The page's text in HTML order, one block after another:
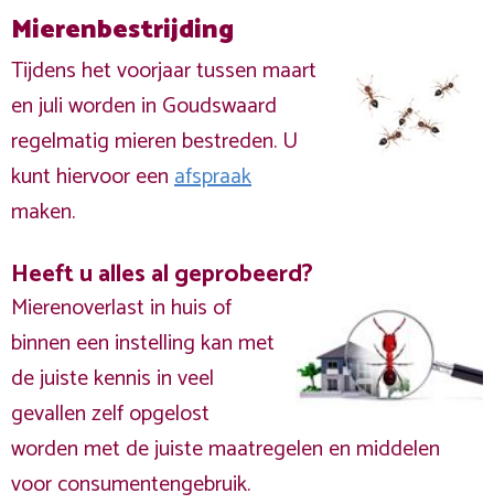
Mierenbestrijding
Tijdens het voorjaar tussen maart
en juli worden in Goudswaard
regelmatig mieren bestreden. U
kunt hiervoor eenafspraak
maken.
Heeft u alles al geprobeerd?
Mierenoverlast in huis of
binnen een instelling kan met
de juiste kennis in veel
gevallen zelf opgelost
worden met de juiste maatregelen en middelen
voor consumentengebruik.